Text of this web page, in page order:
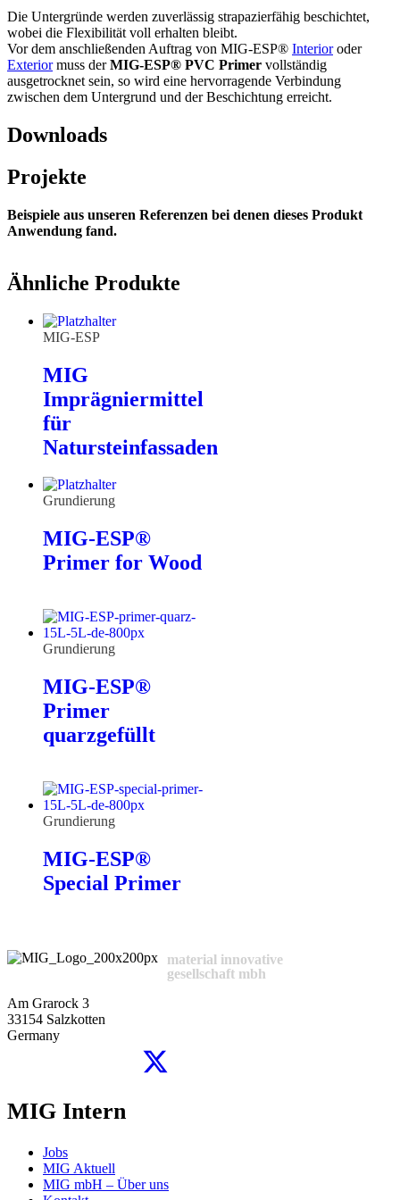
Die Untergründe werden zuverlässig strapazierfähig beschichtet,
wobei die Flexibilität voll erhalten bleibt.
Vor dem anschließenden Auftrag von MIG-ESP® Interioroder
Exteriormuss derMIG-ESP® PVC Primer vollständig
ausgetrocknet sein, so wird eine hervorragende Verbindung
zwischen dem Untergrund und der Beschichtung erreicht.
Downloads
Projekte
Beispiele aus unseren Referenzen bei denen dieses Produkt
Anwendung fand.
Ähnliche Produkte
MIG-ESP
MIG
Imprägniermittel
für
Natursteinfassaden
Grundierung
MIG-ESP®
Primer for Wood
Grundierung
MIG-ESP®
Primer
quarzgefüllt
Grundierung
MIG-ESP®
Special Primer
material innovative
gesellschaft mbh
Am Grarock 3
33154 Salzkotten
Germany
MIG Intern
Jobs
MIG Aktuell
MIG mbH – Über uns